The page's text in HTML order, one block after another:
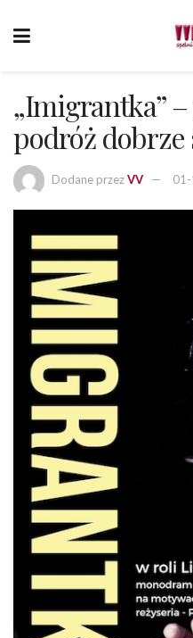
„Imigrantka”
podróż dobrze
Dodane przezVV